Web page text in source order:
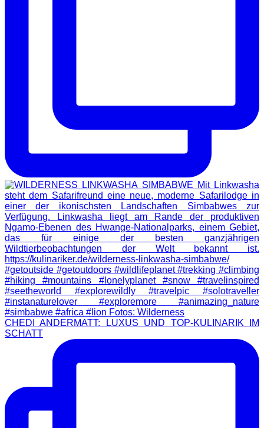
CHEDI ANDERMATT: LUXUS UND TOP-KULINARIK IM
SCHATT